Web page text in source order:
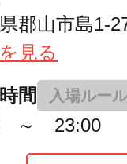
郡山市島1-
見る
間 入場ルール
～ 23:00